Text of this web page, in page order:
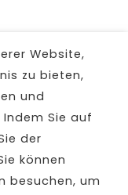
können
der
werden
Website,
zu bieten,
und
Sie auf
der
können
besuchen, um